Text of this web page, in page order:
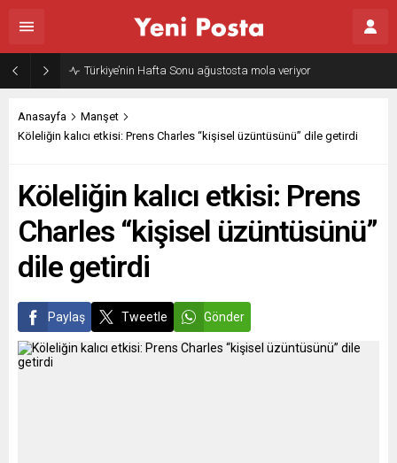
Gazze’nin geleceği: Teknokratik kontrol mü, kolonializm mi?
Anasayfa
Manşet
Köleliğin kalıcı etkisi: Prens Charles “kişisel üzüntüsünü” dile getirdi
Köleliğin kalıcı etkisi: Prens
Charles “kişisel üzüntüsünü”
dile getirdi
Paylaş Tweetle Gönder